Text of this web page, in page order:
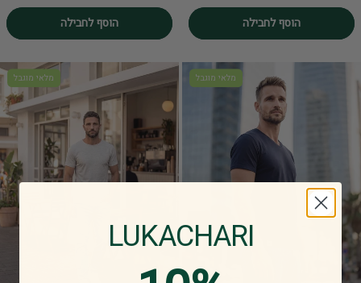
הוסף לחבילה הוסף לחבילה
מלאי מוגבל מלאי מוגבל
LUKACHARI